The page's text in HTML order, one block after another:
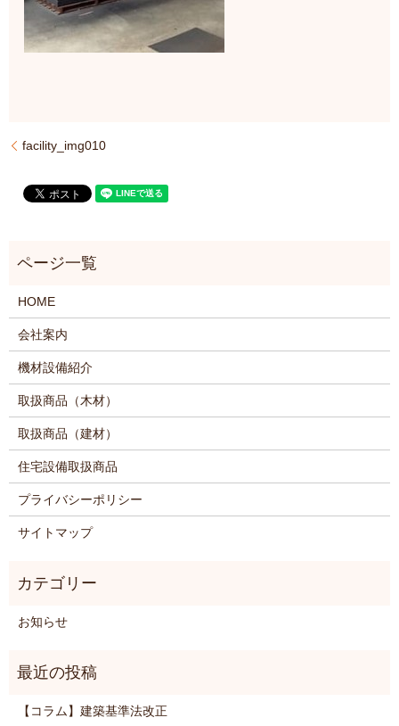
facility_img010
HOME
会社案内
機材設備紹介
取扱商品（木材）
取扱商品（建材）
住宅設備取扱商品
プライバシーポリシー
サイトマップ
お知らせ
【コラム】建築基準法改正